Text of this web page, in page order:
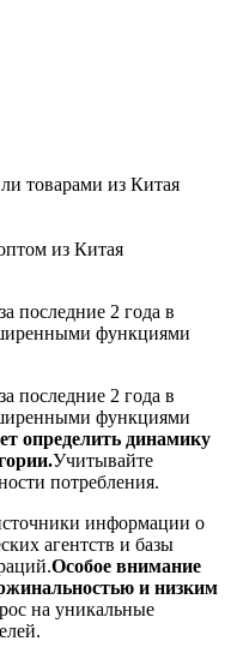
товарами из Китая
из Китая
последние 2 года в
функциями
последние 2 года в
функциями
определить динамику
Учитывайте
потребления.
информации о
агентств и базы
Особое внимание
и низким
на уникальные